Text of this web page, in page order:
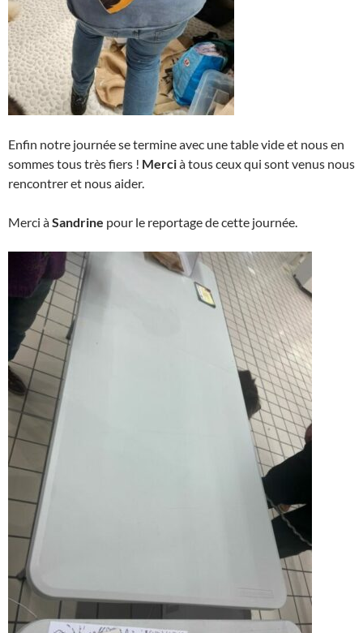
Enfin notre journée se termine avec une table vide et nous en
sommes tous très fiers ! Mercià tous ceux qui sont venus nous
rencontrer et nous aider.
Merci àSandrine pour le reportage de cette journée.